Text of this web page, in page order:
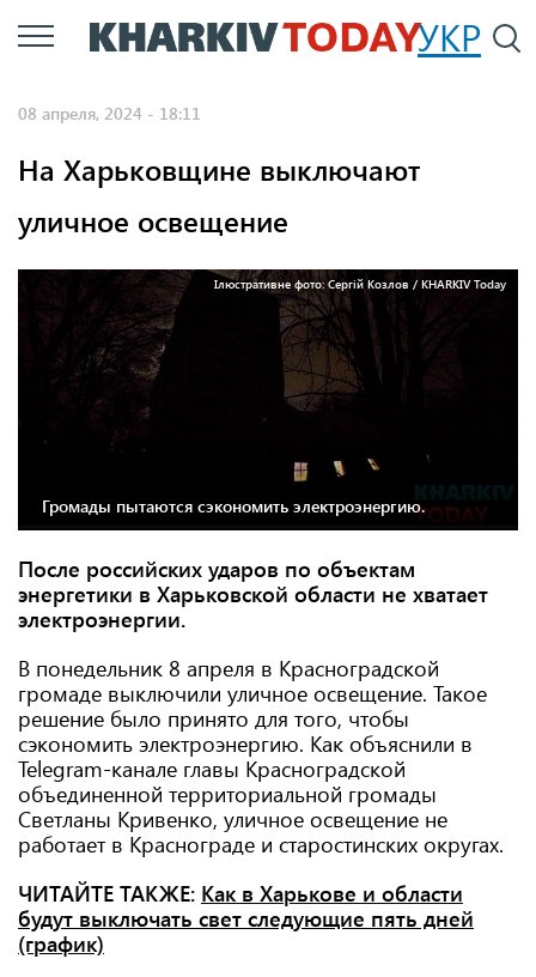
Перейти
к
УКР
08 апреля, 2024 - 18:11
На Харьковщине выключают
уличное освещение
Ілюстративне фото: Сергій Козлов / KHARKIV Today
Громады пытаются сэкономить электроэнергию.
После российских ударов по объектам
энергетики в Харьковской области не хватает
электроэнергии.
В понедельник 8 апреля в Красноградской
громаде выключили уличное освещение. Такое
решение было принято для того, чтобы
сэкономить электроэнергию. Как объяснили в
Telegram-канале главы Красноградской
объединенной территориальной громады
Светланы Кривенко, уличное освещение не
работает в Краснограде и старостинских округах.
ЧИТАЙТЕ ТАКЖЕ: Как в Харькове и области
будут выключать свет следующие пять дней
(график)